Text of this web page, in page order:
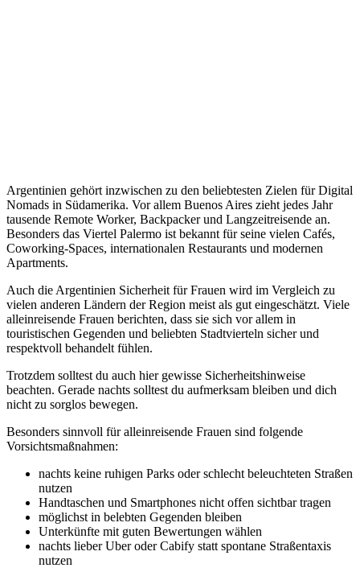
Argentinien gehört inzwischen zu den beliebtesten Zielen für Digital
Nomads in Südamerika. Vor allem Buenos Aires zieht jedes Jahr
tausende Remote Worker, Backpacker und Langzeitreisende an.
Besonders das Viertel Palermo ist bekannt für seine vielen Cafés,
Coworking-Spaces, internationalen Restaurants und modernen
Apartments.
Auch die Argentinien Sicherheit für Frauen wird im Vergleich zu
vielen anderen Ländern der Region meist als gut eingeschätzt. Viele
alleinreisende Frauen berichten, dass sie sich vor allem in
touristischen Gegenden und beliebten Stadtvierteln sicher und
respektvoll behandelt fühlen.
Trotzdem solltest du auch hier gewisse Sicherheitshinweise
beachten. Gerade nachts solltest du aufmerksam bleiben und dich
nicht zu sorglos bewegen.
Besonders sinnvoll für alleinreisende Frauen sind folgende
Vorsichtsmaßnahmen:
nachts keine ruhigen Parks oder schlecht beleuchteten Straßen
nutzen
Handtaschen und Smartphones nicht offen sichtbar tragen
möglichst in belebten Gegenden bleiben
Unterkünfte mit guten Bewertungen wählen
nachts lieber Uber oder Cabify statt spontane Straßentaxis
nutzen